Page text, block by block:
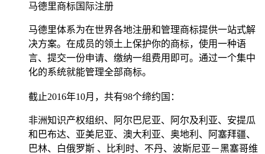
马德里商标国际注册
马德里体系为在世界各地注册和管理商标提供一站式解
决方案。在成员的领土上保护你的商标，使用一种语
言、提交一份申请、缴纳一组费用即可。通过一个集中
化的系统就能管理全部商标。
截止2016年10月，共有98个缔约国：
非洲知识产权组织、阿尔巴尼亚、阿尔及利亚、安提瓜
和巴布达、亚美尼亚、澳大利亚、奥地利、阿塞拜疆、
巴林、白俄罗斯 、比利时、不丹、波斯尼亚－黑塞哥维